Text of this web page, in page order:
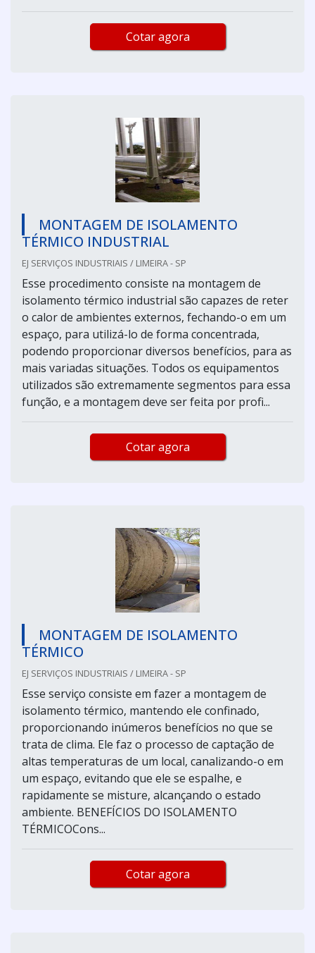
Cotar agora
MONTAGEM DE ISOLAMENTO
TÉRMICO INDUSTRIAL
EJ SERVIÇOS INDUSTRIAIS / LIMEIRA - SP
Esse procedimento consiste na montagem de
isolamento térmico industrial são capazes de reter
o calor de ambientes externos, fechando-o em um
espaço, para utilizá-lo de forma concentrada,
podendo proporcionar diversos benefícios, para as
mais variadas situações. Todos os equipamentos
utilizados são extremamente segmentos para essa
função, e a montagem deve ser feita por profi...
Cotar agora
MONTAGEM DE ISOLAMENTO
TÉRMICO
EJ SERVIÇOS INDUSTRIAIS / LIMEIRA - SP
Esse serviço consiste em fazer a montagem de
isolamento térmico, mantendo ele confinado,
proporcionando inúmeros benefícios no que se
trata de clima. Ele faz o processo de captação de
altas temperaturas de um local, canalizando-o em
um espaço, evitando que ele se espalhe, e
rapidamente se misture, alcançando o estado
ambiente. BENEFÍCIOS DO ISOLAMENTO
TÉRMICOCons...
Cotar agora